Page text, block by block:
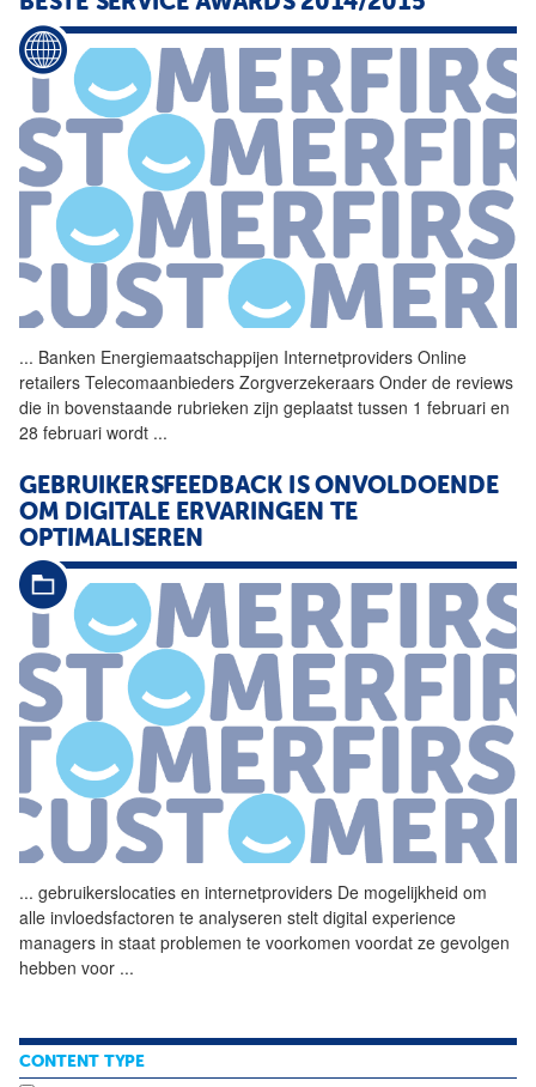
... Banken Energiemaatschappijen Internetproviders Online
retailers Telecomaanbieders Zorgverzekeraars Onder de reviews
die in bovenstaande rubrieken zijn geplaatst tussen 1 februari en
28 februari wordt ...
GEBRUIKERSFEEDBACK IS ONVOLDOENDE
OM DIGITALE ERVARINGEN TE
OPTIMALISEREN
... gebruikerslocaties en internetproviders De mogelijkheid om
alle invloedsfactoren te analyseren stelt digital experience
managers in staat problemen te voorkomen voordat ze gevolgen
hebben voor ...
CONTENT TYPE